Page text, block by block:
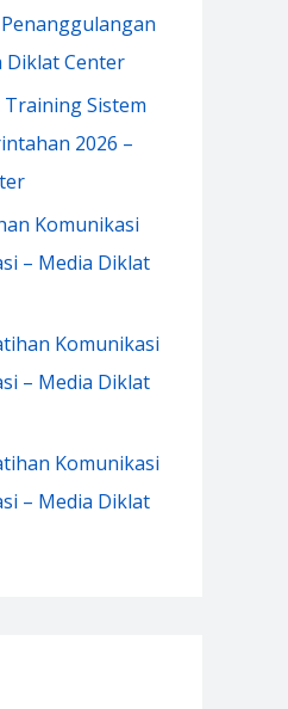
Diklat Center
Training Sistem
2026 –
Komunikasi
– Media Diklat
Komunikasi
– Media Diklat
Komunikasi
– Media Diklat